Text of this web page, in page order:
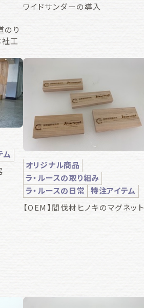
のり
工
ワイドサンダーの導入
ム
オリジナル商品
ラ・ルースの取り組み
ラ・ルースの日常
特注アイテム
【OEM】間伐材ヒノキのマグネット